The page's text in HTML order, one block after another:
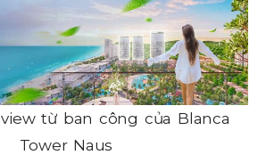
từ ban công của Blanca
Tower Naus